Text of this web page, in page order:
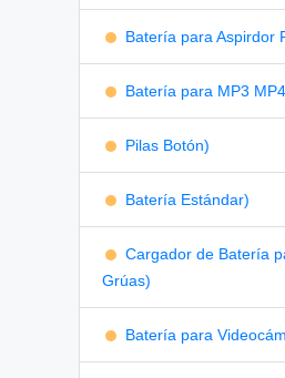
Batería para Aspirdor
Batería para MP3
Pilas Botón)
Batería Estándar)
Cargador de Batería
Grúas)
Batería para